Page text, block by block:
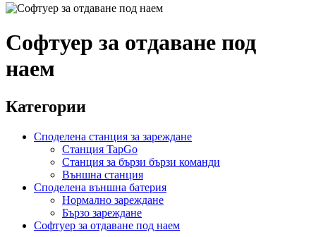
Софтуер за отдаване под
наем
Категории
Споделена станция за зареждане
Станция TapGo
Станция за бързи бързи команди
Външна станция
Споделена външна батерия
Нормално зареждане
Бързо зареждане
Софтуер за отдаване под наем